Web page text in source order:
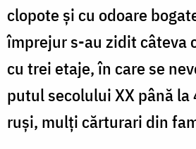
clopote şi cu odoare
împrejur s-au zidit câteva
cu trei etaje, în care se
putul secolului XX până la
ruşi, mulţi cărturari din